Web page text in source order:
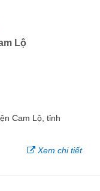
Lộ
Cam Lộ, tỉnh
Xem chi tiết